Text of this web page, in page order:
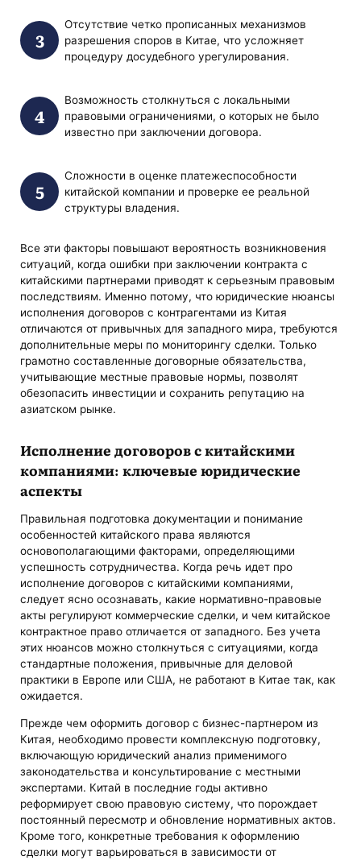
Отсутствие четко прописанных механизмов
разрешения споров в Китае, что усложняет
процедуру досудебного урегулирования.
Возможность столкнуться с локальными
правовыми ограничениями, о которых не было
известно при заключении договора.
Сложности в оценке платежеспособности
китайской компании и проверке ее реальной
структуры владения.
Все эти факторы повышают вероятность возникновения
ситуаций, когда ошибки при заключении контракта с
китайскими партнерами приводят к серьезным правовым
последствиям. Именно потому, что юридические нюансы
исполнения договоров с контрагентами из Китая
отличаются от привычных для западного мира, требуются
дополнительные меры по мониторингу сделки. Только
грамотно составленные договорные обязательства,
учитывающие местные правовые нормы, позволят
обезопасить инвестиции и сохранить репутацию на
азиатском рынке.
Исполнение договоров с китайскими
компаниями: ключевые юридические
аспекты
Правильная подготовка документации и понимание
особенностей китайского права являются
основополагающими факторами, определяющими
успешность сотрудничества. Когда речь идет про
исполнение договоров с китайскими компаниями,
следует ясно осознавать, какие нормативно-правовые
акты регулируют коммерческие сделки, и чем китайское
контрактное право отличается от западного. Без учета
этих нюансов можно столкнуться с ситуациями, когда
стандартные положения, привычные для деловой
практики в Европе или США, не работают в Китае так, как
ожидается.
Прежде чем оформить договор с бизнес-партнером из
Китая, необходимо провести комплексную подготовку,
включающую юридический анализ применимого
законодательства и консультирование с местными
экспертами. Китай в последние годы активно
реформирует свою правовую систему, что порождает
постоянный пересмотр и обновление нормативных актов.
Кроме того, конкретные требования к оформлению
сделки могут варьироваться в зависимости от